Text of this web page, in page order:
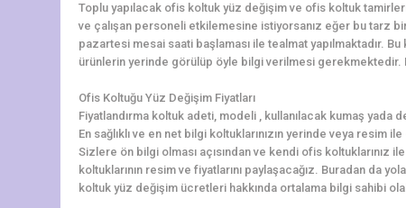
Toplu yapılacak ofis koltuk yüz değişim ve ofis koltuk
ve çalışan personeli etkilemesine istiyorsanız eğer bu tarz
pazartesi mesai saati başlaması ile tealmat yapılmaktadır.
ürünlerin yerinde görülüp öyle bilgi verilmesi gerekmektedir.
Ofis Koltuğu Yüz Değişim Fiyatları
Fiyatlandırma koltuk adeti, modeli , kullanılacak kumaş yada
En sağlıklı ve en net bilgi koltuklarınızın yerinde veya resim
Sizlere ön bilgi olması açısından ve kendi ofis koltuklarınız
koltuklarının resim ve fiyatlarını paylaşacağız. Buradan da
koltuk yüz değişim ücretleri hakkında ortalama bilgi sahibi